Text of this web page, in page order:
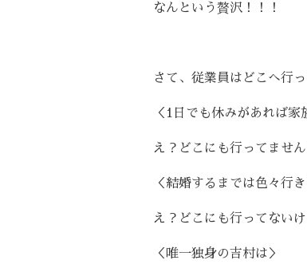
なんという贅沢！！！
さて、従業員はどこへ行
＜ 1 日でも休みがあれば家
え？どこにも行ってませ
＜結婚するまでは色々行
え？どこにも行ってない
＜唯一独身の吉村は＞